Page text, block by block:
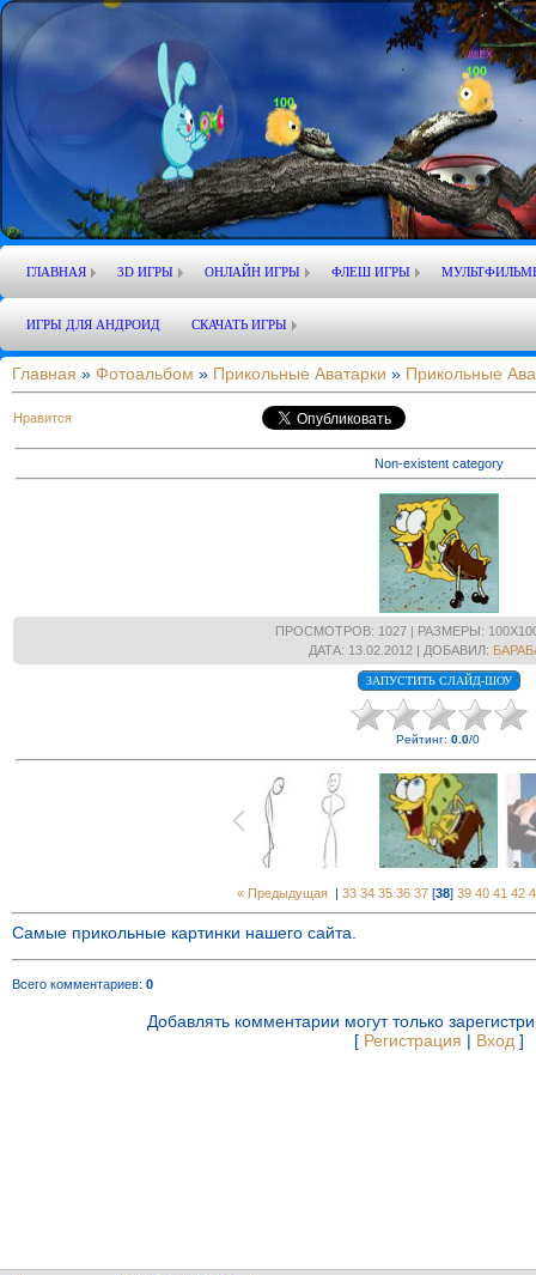
ГЛАВНАЯ 3D ИГРЫ ОНЛАЙН ИГРЫ ФЛЕШ ИГРЫ
ИГРЫ ДЛЯ АНДРОИД СКАЧАТЬ ИГРЫ
Главная » Фотоальбом » Прикольные Аватарки » Прикольные
Нравится
Non-existent category
ПРОСМОТРОВ: 1027 | РАЗМЕРЫ:
ДАТА: 13.02.2012 | ДОБАВИЛ:
Рейтинг:0.0/0
« Предыдущая | 33 34 35 36 37 [38] 39 40 41 42
Самые прикольные картинки нашего сайта.
Всего комментариев: 0
Добавлять комментарии могут только
[ Регистрация | Вход ]